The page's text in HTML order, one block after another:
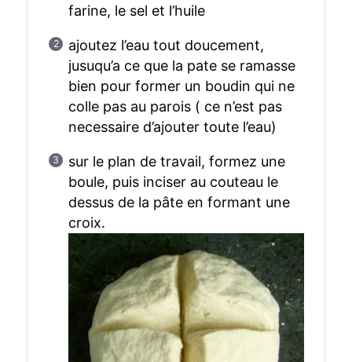
farine, le sel et l’huile
ajoutez l’eau tout doucement,
jusuqu’a ce que la pate se ramasse
bien pour former un boudin qui ne
colle pas au parois ( ce n’est pas
necessaire d’ajouter toute l’eau)
sur le plan de travail, formez une
boule, puis inciser au couteau le
dessus de la pâte en formant une
croix.